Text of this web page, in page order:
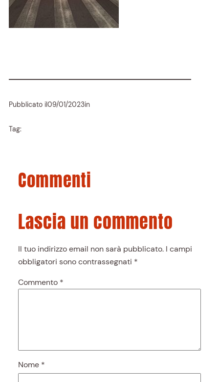
Pubblicato il09/01/2023in
Tag:
Commenti
Lascia un commento
Il tuo indirizzo email non sarà pubblicato. I campi
obbligatori sono contrassegnati *
Commento *
Nome *